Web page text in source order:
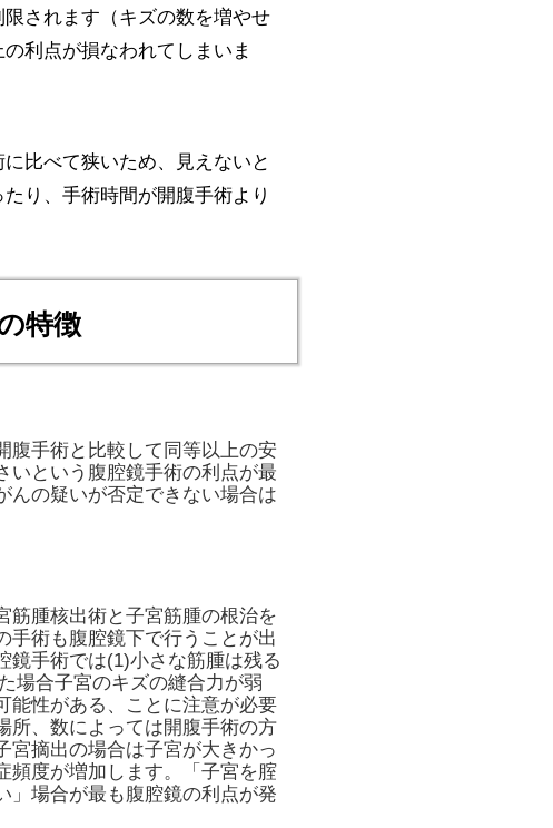
されます（キズの数を増やせ
利点が損なわれてしまいま
比べて狭いため、見えないと
り、手術時間が開腹手術より
特徴
腹手術と比較して同等以上の安
いという腹腔鏡手術の利点が最
んの疑いが否定できない場合は
筋腫核出術と子宮筋腫の根治を
手術も腹腔鏡下で行うことが出
鏡手術では(1)小さな筋腫は残る
場合子宮のキズの縫合力が弱
能性がある、ことに注意が必要
所、数によっては開腹手術の方
宮摘出の場合は子宮が大きかっ
頻度が増加します。「子宮を腟
」場合が最も腹腔鏡の利点が発